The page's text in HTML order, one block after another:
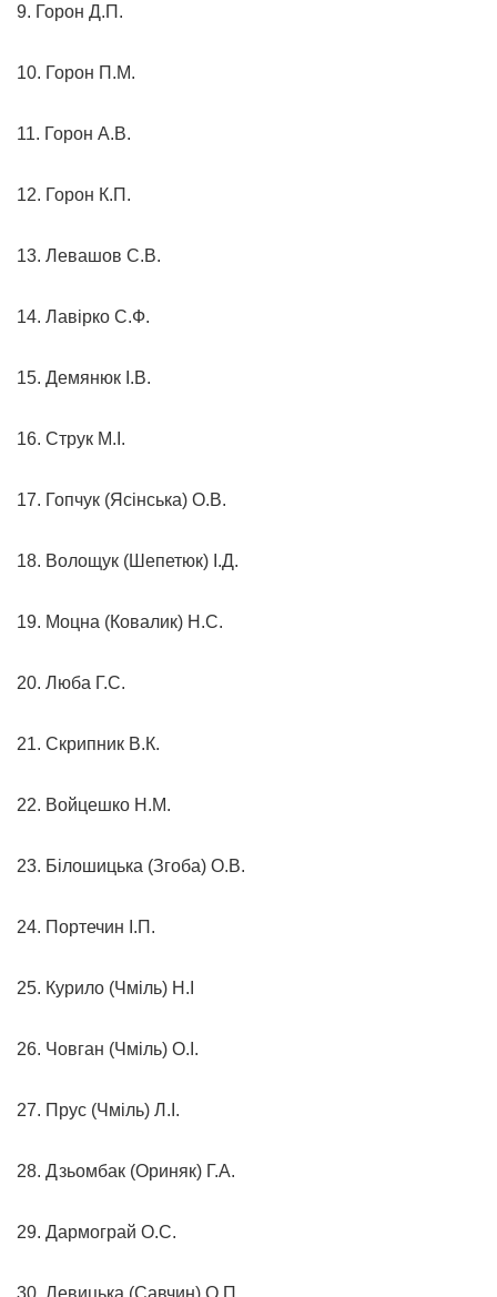
9. Горон Д.П.
10. Горон П.М.
11. Горон А.В.
12. Горон К.П.
13. Левашов С.В.
14. Лавірко С.Ф.
15. Демянюк І.В.
16. Струк М.І.
17. Гопчук (Ясінська) О.В.
18. Волощук (Шепетюк) І.Д.
19. Моцна (Ковалик) Н.С.
20. Люба Г.С.
21. Скрипник В.К.
22. Войцешко Н.М.
23. Білошицька (Згоба) О.В.
24. Портечин І.П.
25. Курило (Чміль) Н.І
26. Човган (Чміль) О.І.
27. Прус (Чміль) Л.І.
28. Дзьомбак (Ориняк) Г.А.
29. Дармограй О.С.
30. Левицька (Савчин) О.П.